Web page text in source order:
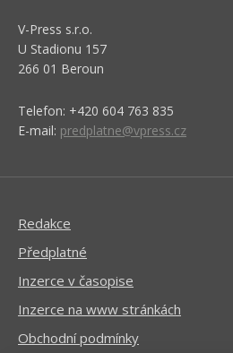
V-Press s.r.o.
U Stadionu 157
266 01 Beroun
Telefon: +420 604 763 835
E-mail: predplatne@vpress.cz
Redakce
Předplatné
Inzerce v časopise
Inzerce na www stránkách
Obchodní podmínky